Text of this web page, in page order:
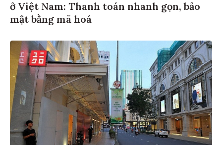
ở Việt Nam: Thanh toán nhanh gọn, bảo
mật bằng mã hoá